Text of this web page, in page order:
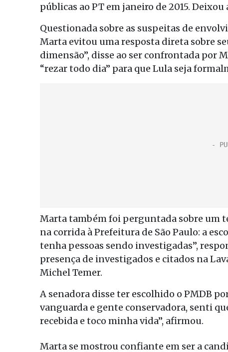
públicas ao PT em janeiro de 2015.
Questionada sobre as suspeitas de
Marta evitou uma resposta direta sobre
dimensão”, disse ao ser confrontada por
“rezar todo dia” para que Lula seja
Marta também foi perguntada sobre um
na corrida à Prefeitura de São Paulo: a
tenha pessoas sendo investigadas”,
presença de investigados e citados na
Michel Temer.
A senadora disse ter escolhido o PMDB
vanguarda e gente conservadora, senti
recebida e toco minha vida”, afirmou.
Marta se mostrou confiante em ser a